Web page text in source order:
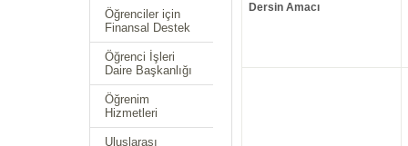
Öğrenciler için
Finansal Destek
Öğrenci İşleri
Daire Başkanlığı
Öğrenim
Hizmetleri
Uluslarası
Dersin Amacı